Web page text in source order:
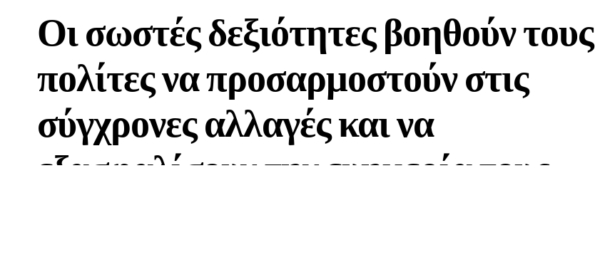
Οι σωστές δεξιότητες βοηθούν τους
πολίτες να προσαρμοστούν στις
σύγχρονες αλλαγές και να
εξασφαλίσουν την ευημερία τους